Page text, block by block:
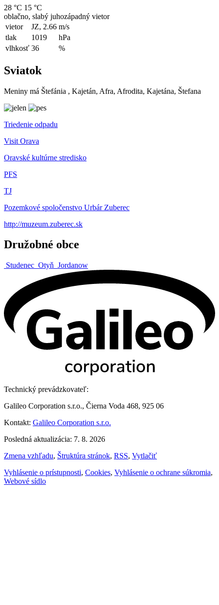
28 °C 15 °C
oblačno, slabý juhozápadný vietor
vietor
JZ, 2.66 m/s
tlak
1019
hPa
vlhkosť 36 %
Sviatok
Meniny má Štefánia , Kajetán, Afra, Afrodita, Kajetána, Štefana
Triedenie odpadu
Visit Orava
Oravské kultúrne stredisko
PFS
TJ
Pozemkové spoločenstvo Urbár Zuberec
http://muzeum.zuberec.sk
Družobné obce
Studenec Otyň Jordanow
Technický prevádzkovateľ:
Galileo Corporation s.r.o., Čierna Voda 468, 925 06
Kontakt: Galileo Corporation s.r.o.
Posledná aktualizácia: 7. 8. 2026
Zmena vzhľadu, Štruktúra stránok, RSS, Vytlačiť
Vyhlásenie o prístupnosti, Cookies, Vyhlásenie o ochrane súkromia,
Webové sídlo